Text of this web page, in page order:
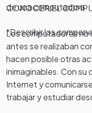
de una computadora.
*Describir los
CONOCER EL
Los computadores no
antes se realizaban
hacen posible otras
inimaginables. Con
Internet y
trabajar y estudiar